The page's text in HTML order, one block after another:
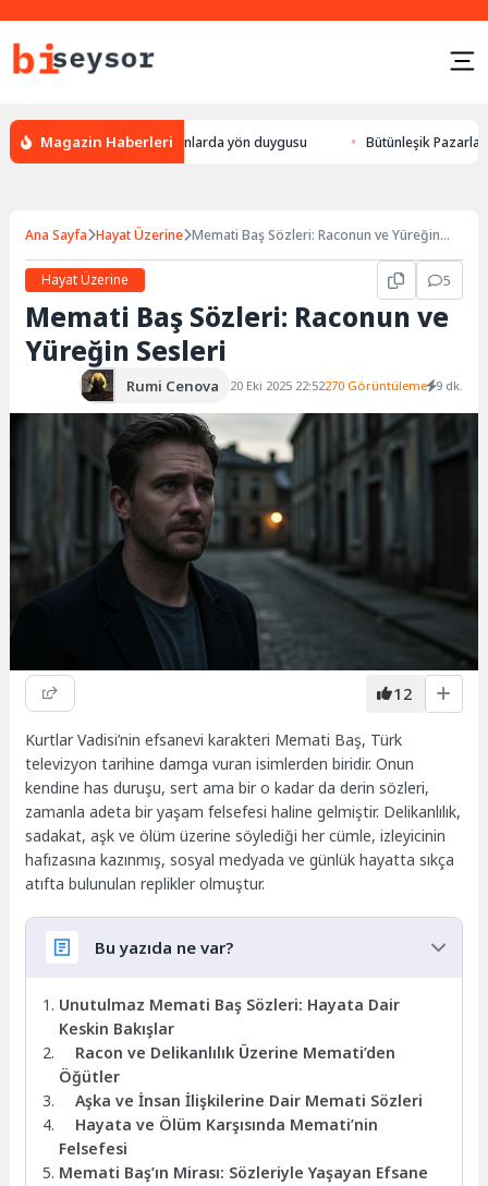
Magazin Haberleri
yön bulması, hayvanlarda yön duygusu Bütünleşik Pazarlama:
Ana Sayfa Hayat Üzerine Memati Baş Sözleri: Raconun ve Yüreğin
Hayat Üzerine
5
Memati Baş Sözleri: Raconun ve
Yüreğin Sesleri
Rumi Cenova 20 Eki 2025 22:52270 Görüntüleme 9 dk.
12
Kurtlar Vadisi’nin efsanevi karakteri Memati Baş, Türk
televizyon tarihine damga vuran isimlerden biridir. Onun
kendine has duruşu, sert ama bir o kadar da derin sözleri,
zamanla adeta bir yaşam felsefesi haline gelmiştir. Delikanlılık,
sadakat, aşk ve ölüm üzerine söylediği her cümle, izleyicinin
hafızasına kazınmış, sosyal medyada ve günlük hayatta sıkça
atıfta bulunulan replikler olmuştur.
Bu yazıda ne var?
Unutulmaz Memati Baş Sözleri: Hayata Dair
Keskin Bakışlar
Racon ve Delikanlılık Üzerine Memati’den
Öğütler
Aşka ve İnsan İlişkilerine Dair Memati Sözleri
Hayata ve Ölüm Karşısında Memati’nin
Felsefesi
Memati Baş’ın Mirası: Sözleriyle Yaşayan Efsane